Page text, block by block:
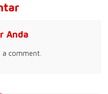
Anda
comment.